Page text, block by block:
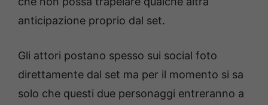
anticipazione proprio dal set.
Gli attori postano spesso sui social foto
direttamente dal set ma per il momento si sa
solo che questi due personaggi entreranno a